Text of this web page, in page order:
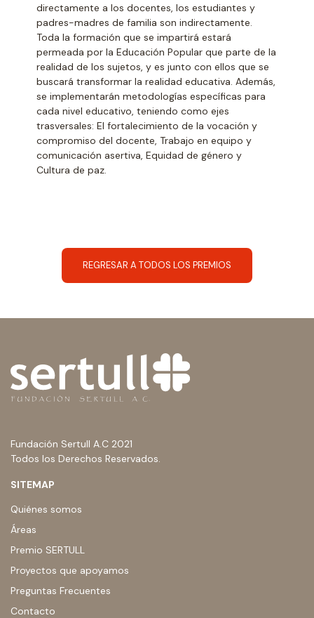
directamente a los docentes, los estudiantes y
padres-madres de familia son indirectamente.
Toda la formación que se impartirá estará
permeada por la Educación Popular que parte de la
realidad de los sujetos, y es junto con ellos que se
buscará transformar la realidad educativa. Además,
se implementarán metodologí­as especí­ficas para
cada nivel educativo, teniendo como ejes
trasversales: El fortalecimiento de la vocación y
compromiso del docente, Trabajo en equipo y
comunicación asertiva, Equidad de género y
Cultura de paz.
REGRESAR A TODOS LOS PREMIOS
Fundación Sertull A.C 2021
Todos los Derechos Reservados.
SITEMAP
Quiénes somos
Áreas
Premio SERTULL
Proyectos que apoyamos
Preguntas Frecuentes
Contacto